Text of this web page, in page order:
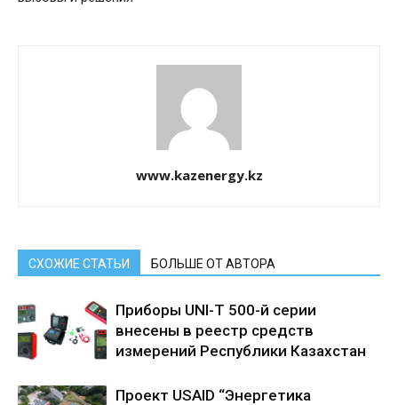
www.kazenergy.kz
СХОЖИЕ СТАТЬИ БОЛЬШЕ ОТ АВТОРА
Приборы UNI-T 500-й серии
внесены в реестр средств
измерений Республики Казахстан
Проект USAID “Энергетика